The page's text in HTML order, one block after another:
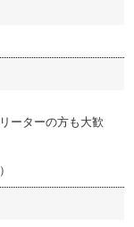
ーターの方も大歓